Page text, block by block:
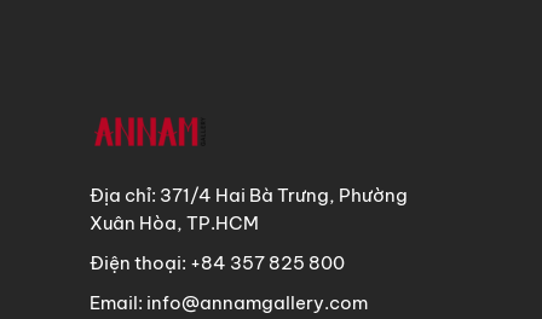
Địa chỉ: 371/4 Hai Bà Trưng, Phường
Xuân Hòa, TP.HCM
Điện thoại: +84 357 825 800
Email: info@annamgallery.com